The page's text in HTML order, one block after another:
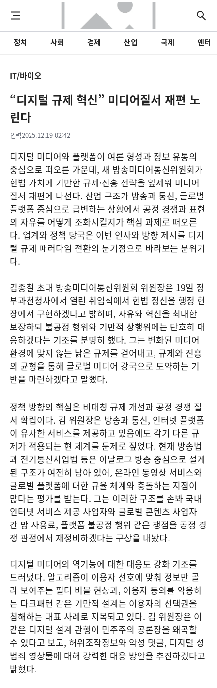
정치 사회 경제 산업 국제 엔터
IT/바이오
“디지털 규제 혁신” 미디어질서 재편 노
린다
입력2025.12.19 02:42
디지털 미디어와 플랫폼이 여론 형성과 정보 유통의
중심으로 떠오른 가운데, 새 방송미디어통신위원회가
헌법 가치에 기반한 규제·진흥 전략을 앞세워 미디어
질서 재편에 나선다. 산업 구조가 방송과 통신, 글로벌
플랫폼 중심으로 급변하는 상황에서 공정 경쟁과 표현
의 자유를 어떻게 조화시킬지가 핵심 과제로 떠오른
다. 업계와 정책 당국은 이번 인사와 방향 제시를 디지
털 규제 패러다임 전환의 분기점으로 바라보는 분위기
다.
김종철 초대 방송미디어통신위원회 위원장은 19일 정
부과천청사에서 열린 취임식에서 헌법 정신을 행정 현
장에서 구현하겠다고 밝히며, 자유와 혁신을 최대한
보장하되 불공정 행위와 기만적 상행위에는 단호히 대
응하겠다는 기조를 분명히 했다. 그는 변화된 미디어
환경에 맞지 않는 낡은 규제를 걷어내고, 규제와 진흥
의 균형을 통해 글로벌 미디어 강국으로 도약하는 기
반을 마련하겠다고 말했다.
정책 방향의 핵심은 비대칭 규제 개선과 공정 경쟁 질
서 확립이다. 김 위원장은 방송과 통신, 인터넷 플랫폼
이 유사한 서비스를 제공하고 있음에도 각기 다른 규
제가 적용되는 현 체계를 문제로 짚었다. 현재 방송법
과 전기통신사업법 등은 아날로그 방송 중심으로 설계
된 구조가 여전히 남아 있어, 온라인 동영상 서비스와
글로벌 플랫폼에 대한 규율 체계와 충돌하는 지점이
많다는 평가를 받는다. 그는 이러한 구조를 손봐 국내
인터넷 서비스 제공 사업자와 글로벌 콘텐츠 사업자
간 망 사용료, 플랫폼 불공정 행위 같은 쟁점을 공정 경
쟁 관점에서 재정비하겠다는 구상을 내놨다.
디지털 미디어의 역기능에 대한 대응도 강화 기조를
드러냈다. 알고리즘이 이용자 선호에 맞춰 정보만 골
라 보여주는 필터 버블 현상과, 이용자 동의를 악용하
는 다크패턴 같은 기만적 설계는 이용자의 선택권을
침해하는 대표 사례로 지목되고 있다. 김 위원장은 이
같은 디지털 설계 관행이 민주주의 공론장을 왜곡할
수 있다고 보고, 허위조작정보와 악성 댓글, 디지털 성
범죄 영상물에 대해 강력한 대응 방안을 추진하겠다고
밝혔다.